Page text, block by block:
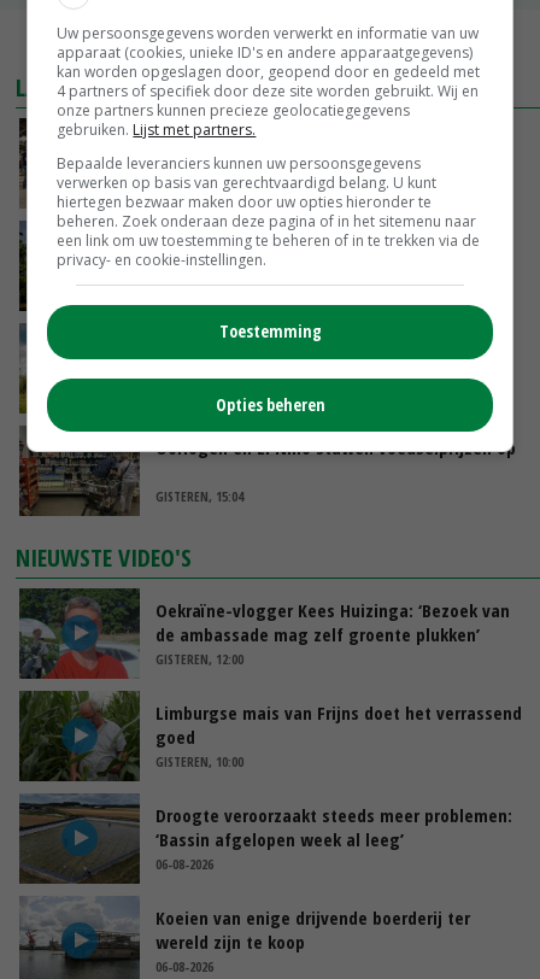
MEER MARKTPRIJZEN
LAATSTE NIEUWS
Na jarenlang meten willen Zuid-Hollandse
boeren nu erkenning
VANDAAG, 07:00
Kamervragen over onttrekkingsverbod,
minister spreekt van ‘ondernemersrisico’
GISTEREN, 16:27
‘Rendement van Krullvarkens komt van de
Oorlogen en El Niño stuwen voedselprijzen op
GISTEREN, 15:04
NIEUWSTE VIDEO'S
Oekraïne-vlogger Kees Huizinga: ‘Bezoek van
de ambassade mag zelf groente plukken’
GISTEREN, 12:00
Limburgse mais van Frijns doet het verrassend
goed
GISTEREN, 10:00
Droogte veroorzaakt steeds meer problemen:
‘Bassin afgelopen week al leeg’
06-08-2026
Koeien van enige drijvende boerderij ter
wereld zijn te koop
06-08-2026
Uw persoonsgegevens worden verwerkt en informatie van uw
apparaat (cookies, unieke ID's en andere apparaatgegevens)
kan worden opgeslagen door, geopend door en gedeeld met
4 partners of specifiek door deze site worden gebruikt. Wij en
onze partners kunnen precieze geolocatiegegevens
gebruiken. Lijst met partners.
Bepaalde leveranciers kunnen uw persoonsgegevens
verwerken op basis van gerechtvaardigd belang. U kunt
hiertegen bezwaar maken door uw opties hieronder te
beheren. Zoek onderaan deze pagina of in het sitemenu naar
een link om uw toestemming te beheren of in te trekken via de
privacy- en cookie-instellingen.
Toestemming
Opties beheren